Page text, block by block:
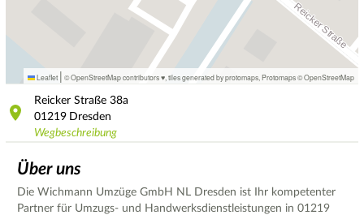
Leaflet | © OpenStreetMap contributors ♥, tiles generated by protomaps Protomaps©OpenStreetMap
Reicker Straße 38a
01219 Dresden
Wegbeschreibung
Über uns
Die Wichmann Umzüge GmbH NL Dresden ist Ihr kompetenter
Partner für Umzugs- und Handwerksdienstleistungen in 01219